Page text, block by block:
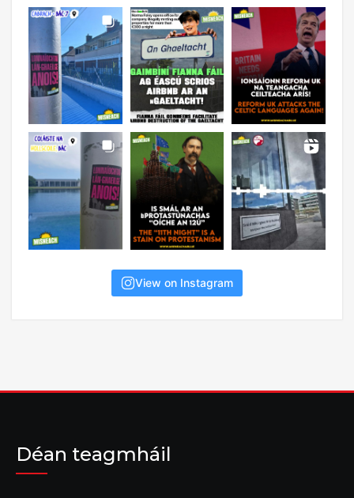
View on Instagram
Déan teagmháil